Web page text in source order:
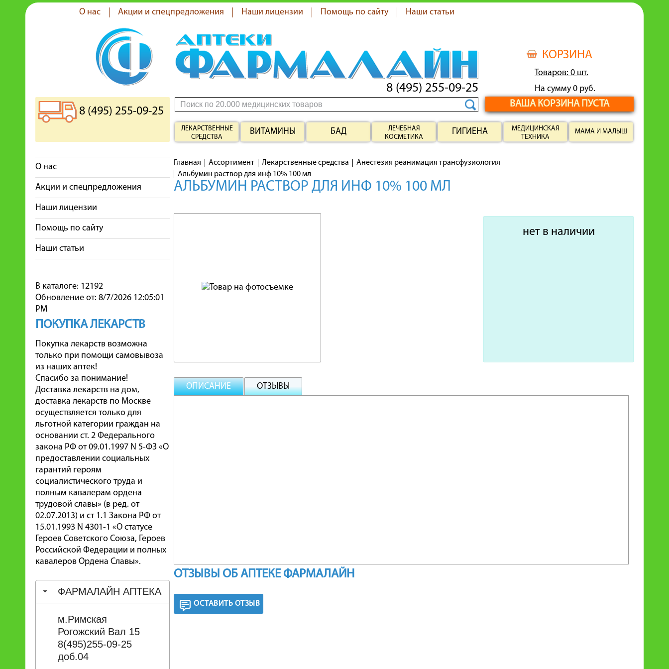
О нас Акции и спецпредложения Наши лицензии Помощь по сайту Наши статьи
КОРЗИНА
Товаров: 0 шт.
На сумму 0 руб.
ВАША КОРЗИНА ПУСТА
8 (495) 255-09-25
8 (495) 255-09-25
ЛЕКАРСТВЕННЫЕ
СРЕДСТВА
ВИТАМИНЫ БАД
ЛЕЧЕБНАЯ
КОСМЕТИКА
ГИГИЕНА
МЕДИЦИНСКАЯ
ТЕХНИКА
МАМА И МАЛЫШ
О нас
Акции и спецпредложения
Наши лицензии
Помощь по сайту
Наши статьи
В каталоге: 12192
Обновление от: 8/7/2026 12:05:01
PM
ПОКУПКА ЛЕКАРСТВ
Покупка лекарств возможна
только при помощи самовывоза
из наших аптек!
Спасибо за понимание!
Доставка лекарств на дом,
доставка лекарств по Москве
осуществляется только для
льготной категории граждан на
основании ст. 2 Федерального
закона РФ от 09.01.1997 N 5-ФЗ «О
предоставлении социальных
гарантий героям
социалистического труда и
полным кавалерам ордена
трудовой славы» (в ред. от
02.07.2013) и ст 1.1 Закона РФ от
15.01.1993 N 4301-1 «О статусе
Героев Советского Союза, Героев
Российской Федерации и полных
кавалеров Ордена Славы».
ФАРМАЛАЙН АПТЕКА
м.Римская
Рогожский Вал 15
8(495)255-09-25
доб.04
Главная Ассортимент Лекарственные средства
Анестезия реанимация трансфузиология
Альбумин раствор для инф 10% 100 мл
АЛЬБУМИН РАСТВОР ДЛЯ ИНФ 10% 100 МЛ
нет в наличии
ОПИСАНИЕ ОТЗЫВЫ
ОТЗЫВЫ ОБ АПТЕКЕ ФАРМАЛАЙН
ОСТАВИТЬ ОТЗЫВ